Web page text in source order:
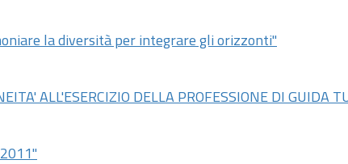
la diversità per integrare gli orizzonti"
ALL'ESERCIZIO DELLA PROFESSIONE DI GUIDA